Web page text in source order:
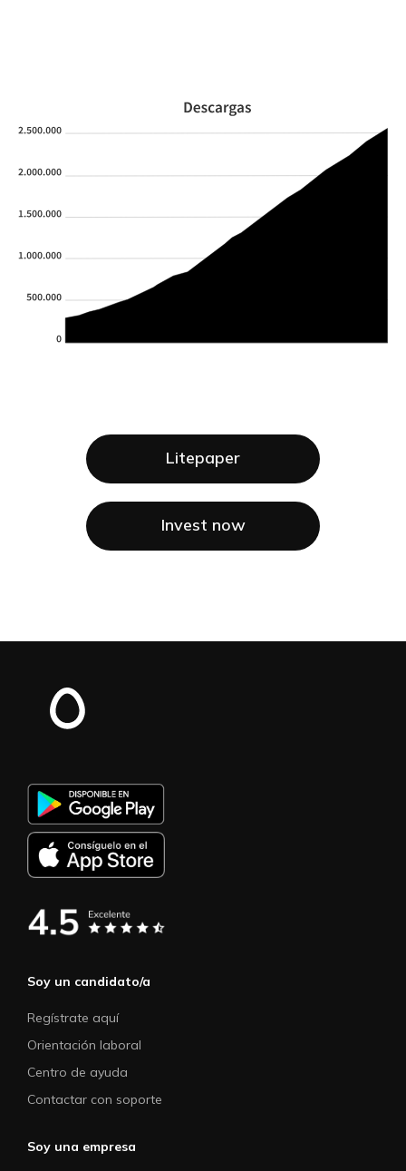
Litepaper
Invest now
Soy un candidato/a
Regístrate aquí
Orientación laboral
Centro de ayuda
Contactar con soporte
Soy una empresa